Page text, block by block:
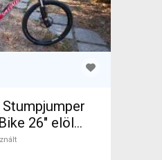
Stumpjumper
26" elöl
ELADÓ